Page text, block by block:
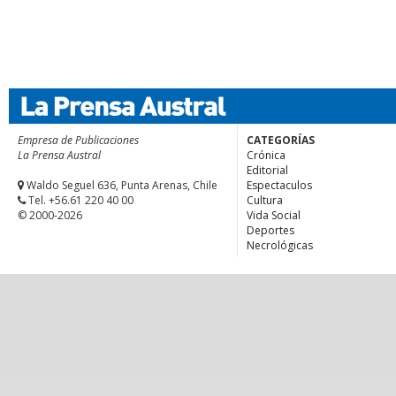
Empresa de Publicaciones
La Prensa Austral
Waldo Seguel 636, Punta Arenas, Chile
Tel. +56.61 220 40 00
© 2000-2026
CATEGORÍAS
Crónica
Editorial
Espectaculos
Cultura
Vida Social
Deportes
Necrológicas